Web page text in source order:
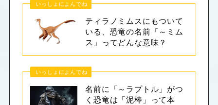
いっしょによんでね
ティラノミムスにもついて
いる、恐竜の名前「～ミム
ス」ってどんな意味？
いっしょによんでね
名前に「～ラプトル」がつ
く恐竜は「泥棒」って本